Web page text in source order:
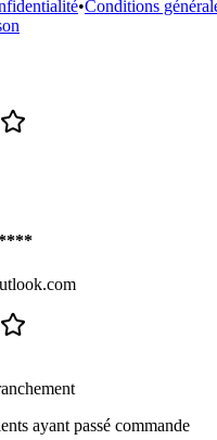
•Conditions
ayant passé commande